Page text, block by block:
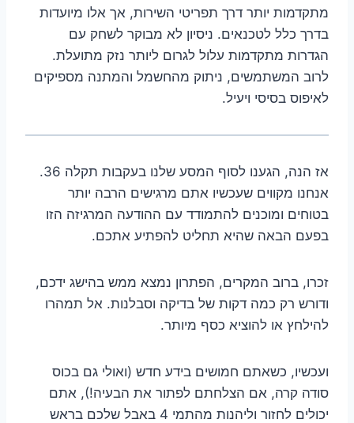
מתקדמות יותר דרך תפריטי השירות, אך אלו מיועדות
בדרך כלל לטכנאים. ניסיון לא מבוקר לשחק עם
הגדרות מתקדמות עלול לגרום ליותר נזק מתועלת.
לרוב המשתמשים, ניתוק מהחשמל והמתנה מספיקים
לאיפוס בסיסי ויעיל.
אז הנה, הגענו לסוף המסע שלנו בעקבות תקלה 36.
אנחנו מקווים שעכשיו אתם מרגישים הרבה יותר
בטוחים ומוכנים להתמודד עם ההודעה המרגיזה הזו
בפעם הבאה שהיא תחליט להפתיע אתכם.
זכרו, ברוב המקרים, הפתרון נמצא ממש בהישג ידכם,
ודורש רק כמה דקות של בדיקה וסבלנות. אל תמהרו
להילחץ או להוציא כסף מיותר.
ועכשיו, כשאתם חמושים בידע חדש (ואולי גם בכוס
סודה קרה, אם הצלחתם לפתור את הבעיה!), אתם
יכולים לחזור וליהנות מהתמי 4 באבל שלכם בראש